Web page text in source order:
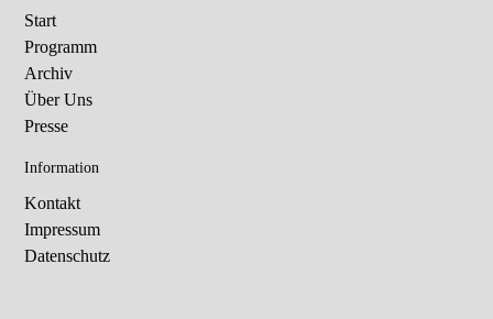
Start
Programm
Archiv
Über Uns
Presse
Information
Kontakt
Impressum
Datenschutz